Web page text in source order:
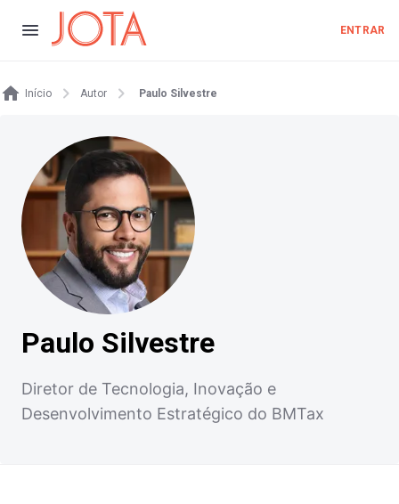
ENTRAR
Início Autor Paulo Silvestre
Paulo Silvestre
Diretor de Tecnologia, Inovação e
Desenvolvimento Estratégico do BMTax